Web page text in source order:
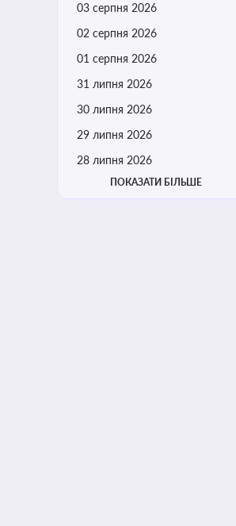
03 серпня 2026
02 серпня 2026
01 серпня 2026
31 липня 2026
30 липня 2026
29 липня 2026
28 липня 2026
ПОКАЗАТИ БІЛЬШЕ